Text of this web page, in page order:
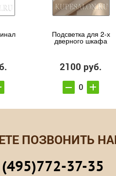
Подсветка для 2-х
дверного шкафа
2100 руб.
ПОЗВОНИТЬ
37-35